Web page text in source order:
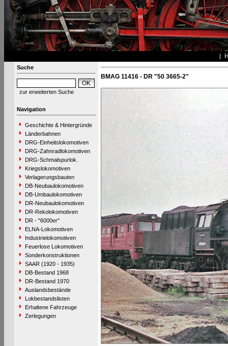
Suche
zur erweiterten Suche
Navigation
Geschichte & Hintergründe
Länderbahnen
DRG-Einheitslokomotiven
DRG-Zahnradlokomotiven
DRG-Schmalspurlok.
Kriegslokomotiven
Verlagerungsbauten
DB-Neubaulokomotiven
DB-Umbaulokomotiven
DR-Neubaulokomotiven
DR-Rekolokomotiven
DR - "6000er"
ELNA-Lokomotiven
Industrielokomotiven
Feuerlose Lokomotiven
Sonderkonstruktionen
SAAR (1920 - 1935)
DB-Bestand 1968
DR-Bestand 1970
Auslandsbestände
Lokbestandslisten
Erhaltene Fahrzeuge
Zerlegungen
BMAG 11416 - DR "50 3665-2"